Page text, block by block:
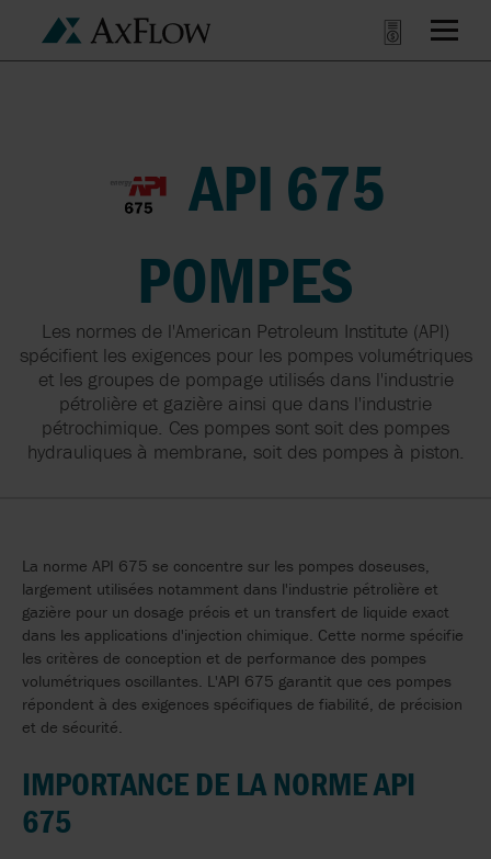
API 675
POMPES
Les normes de l'American Petroleum Institute (API)
spécifient les exigences pour les pompes volumétriques
et les groupes de pompage utilisés dans l'industrie
pétrolière et gazière ainsi que dans l'industrie
pétrochimique. Ces pompes sont soit des pompes
hydrauliques à membrane, soit des pompes à piston.
La norme API 675 se concentre sur les pompes doseuses,
largement utilisées notamment dans l'industrie pétrolière et
gazière pour un dosage précis et un transfert de liquide exact
dans les applications d'injection chimique. Cette norme spécifie
les critères de conception et de performance des pompes
volumétriques oscillantes. L'API 675 garantit que ces pompes
répondent à des exigences spécifiques de fiabilité, de précision
et de sécurité.
IMPORTANCE DE LA NORME API
675